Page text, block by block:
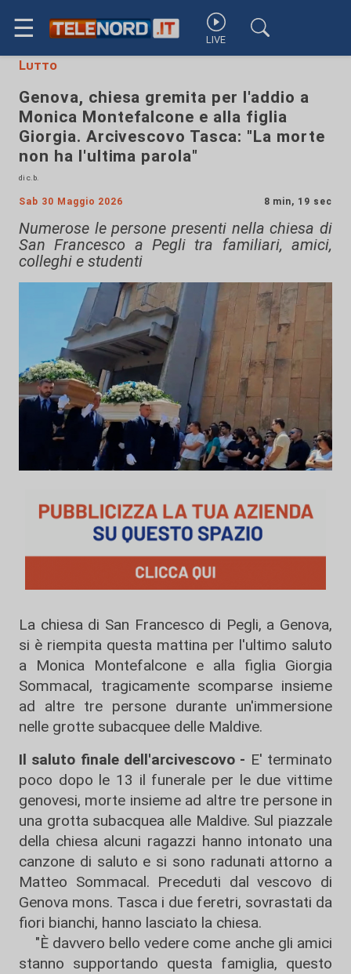
☰ LIVE
Lutto
Genova, chiesa gremita per l'addio a
Monica Montefalcone e alla figlia
Giorgia. Arcivescovo Tasca: "La morte
non ha l'ultima parola"
di c.b.
Sab 30 Maggio 2026 8 min, 19 sec
Numerose le persone presenti nella chiesa di
San Francesco a Pegli tra familiari, amici,
colleghi e studenti
La chiesa di San Francesco di Pegli, a Genova,
si è riempita questa mattina per l'ultimo saluto
a Monica Montefalcone e alla figlia Giorgia
Sommacal, tragicamente scomparse insieme
ad altre tre persone durante un'immersione
nelle grotte subacquee delle Maldive.
Il saluto finale dell'arcivescovo - E' terminato
poco dopo le 13 il funerale per le due vittime
genovesi, morte insieme ad altre tre persone in
una grotta subacquea alle Maldive. Sul piazzale
della chiesa alcuni ragazzi hanno intonato una
canzone di saluto e si sono radunati attorno a
Matteo Sommacal. Preceduti dal vescovo di
Genova mons. Tasca i due feretri, sovrastati da
fiori bianchi, hanno lasciato la chiesa.
"È davvero bello vedere come anche gli amici
stanno supportando questa famiglia, questo